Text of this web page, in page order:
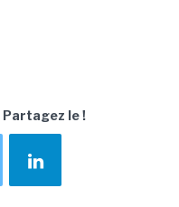
Partagez le !